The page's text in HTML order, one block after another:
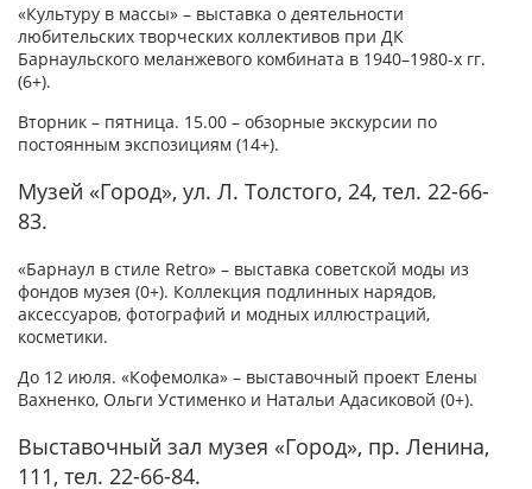
«Культуру в массы» – выставка о деятельности
любительских творческих коллективов при ДК
Барнаульского меланжевого комбината в 1940–1980-х гг.
(6+).
Вторник – пятница. 15.00 – обзорные экскурсии по
постоянным экспозициям (14+).
Музей «Город», ул. Л. Толстого, 24, тел. 22-66-
83.
«Барнаул в стиле Retro» – выставка советской моды из
фондов музея (0+). Коллекция подлинных нарядов,
аксессуаров, фотографий и модных иллюстраций,
косметики.
До 12 июля. «Кофемолка» – выставочный проект Елены
Вахненко, Ольги Устименко и Натальи Адасиковой (0+).
Выставочный зал музея «Город», пр. Ленина,
111, тел. 22-66-84.